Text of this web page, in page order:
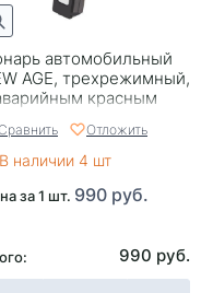
автомобильный
AGE, трехрежимный,
красным
крюком и
держат
Отложить
В наличии 4 шт
за 1 шт. 990 руб.
990 руб.